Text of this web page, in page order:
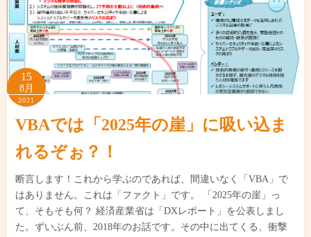
15
8月
2021
VBAでは「2025年の崖」に吸い込ま
れるぞぉ？！
断言します！これから学ぶのであれば、間違いなく「VBA」で
はありません。これは「ファクト」です。 「2025年の崖」っ
て、そもそも何？ 経済産業省は「DXレポート」を公表しまし
た。ずいぶん前、2018年のお話です。その中に出てくる、衝撃